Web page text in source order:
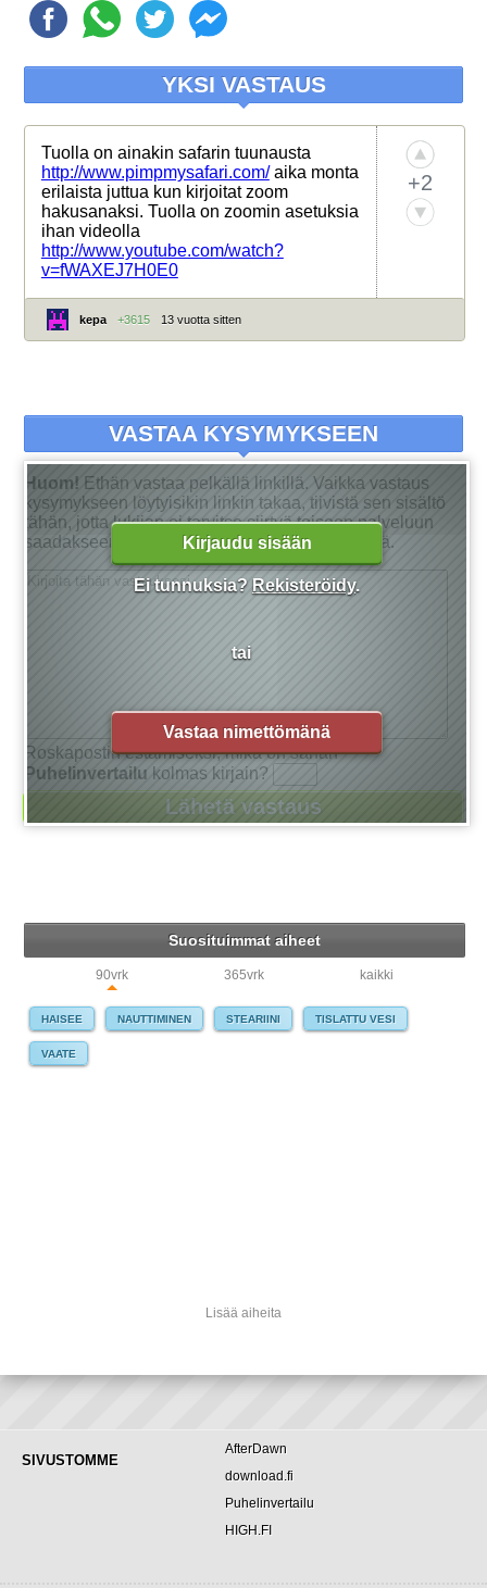
YKSI VASTAUS
Tuolla on ainakin safarin tuunausta
http://www.pimpmysafari.com/aika monta
erilaista juttua kun kirjoitat zoom
hakusanaksi. Tuolla on zoomin asetuksia
ihan videolla
http://www.youtube.com/watch?
v=fWAXEJ7H0E0
+2
kepa +3615 13 vuotta sitten
Kirjaudu sisään
Ei tunnuksia? Rekisteröidy.
tai
Vastaa nimettömänä
VASTAA KYSYMYKSEEN
Huom! Ethän vastaa pelkällä linkillä. Vaikka vastaus
kysymykseen löytyisikin linkin takaa, tiivistä sen sisältö
tähän, jotta lukijan ei tarvitse siirtyä toiseen palveluun
saadakseen tarkan vastauksen kysymykseensä.
Roskapostin estämiseksi, mikä on sanan
Puhelinvertailu kolmas kirjain?
Suosituimmat aiheet
90vrk 365vrk kaikki
HAISEE NAUTTIMINEN STEARIINI TISLATTU VESI
VAATE
Lisää aiheita
SIVUSTOMME
AfterDawn
download.fi
Puhelinvertailu
HIGH.FI